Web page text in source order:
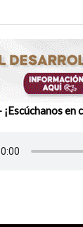
en